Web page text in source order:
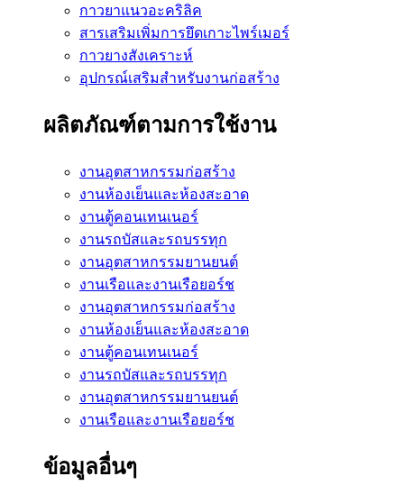
กาวยาแนวอะคริลิค
สารเสริมเพิ่มการยึดเกาะไพร์เมอร์
กาวยางสังเคราะห์
อุปกรณ์เสริมสำหรับงานก่อสร้าง
ผลิตภัณฑ์ตามการใช้งาน
งานอุตสาหกรรมก่อสร้าง
งานห้องเย็นและห้องสะอาด
งานตู้คอนเทนเนอร์
งานรถบัสและรถบรรทุก
งานอุตสาหกรรมยานยนต์
งานเรือและงานเรือยอร์ช
งานอุตสาหกรรมก่อสร้าง
งานห้องเย็นและห้องสะอาด
งานตู้คอนเทนเนอร์
งานรถบัสและรถบรรทุก
งานอุตสาหกรรมยานยนต์
งานเรือและงานเรือยอร์ช
ข้อมูลอื่นๆ